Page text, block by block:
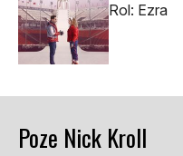
Rol: Ezra
Poze Nick Kroll